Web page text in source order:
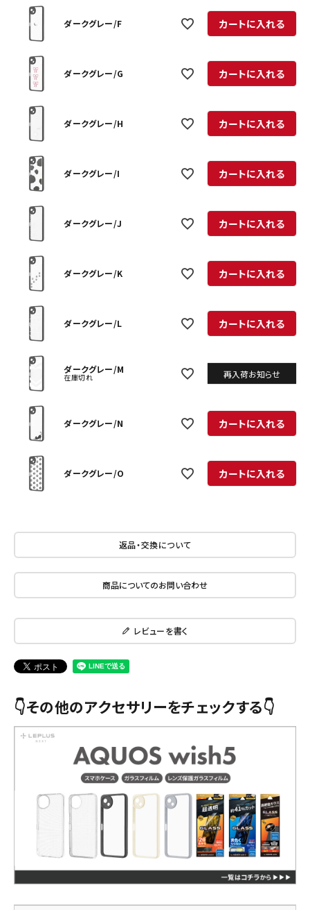
ダークグレー/F カートに入れる
ダークグレー/G カートに入れる
ダークグレー/H カートに入れる
ダークグレー/I カートに入れる
ダークグレー/J カートに入れる
ダークグレー/K カートに入れる
ダークグレー/L カートに入れる
ダークグレー/M
在庫切れ 再入荷お知らせ
ダークグレー/N カートに入れる
ダークグレー/O カートに入れる
返品・交換について
商品についてのお問い合わせ
レビューを書く
👇その他のアクセサリーをチェックする👇